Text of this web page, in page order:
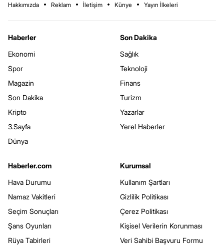
Hakkımızda Reklam İletişim Künye Yayın İlkeleri
Haberler
Ekonomi
Spor
Magazin
Son Dakika
Kripto
3.Sayfa
Dünya
Son Dakika
Sağlık
Teknoloji
Finans
Turizm
Yazarlar
Yerel Haberler
Haberler.com
Hava Durumu
Namaz Vakitleri
Seçim Sonuçları
Şans Oyunları
Rüya Tabirleri
Kurumsal
Kullanım Şartları
Gizlilik Politikası
Çerez Politikası
Kişisel Verilerin Korunması
Veri Sahibi Başvuru Formu